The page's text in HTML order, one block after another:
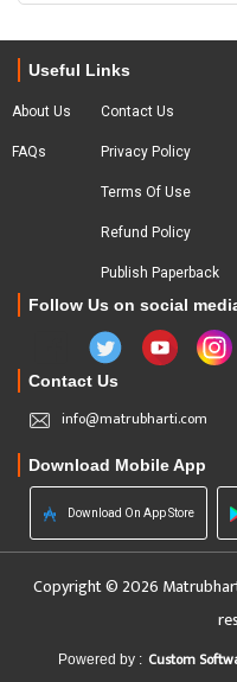
Useful Links
About Us
FAQs
Contact Us
Privacy Policy
Terms Of Use
Refund Policy
Publish Paperback
Follow Us on social
Contact Us
info@matrubharti.com
Download Mobile App
Download On App Store
Copyright © 2026
Powered by : Custom